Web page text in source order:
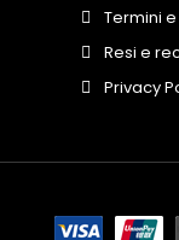
Termini
Resi e
Privacy